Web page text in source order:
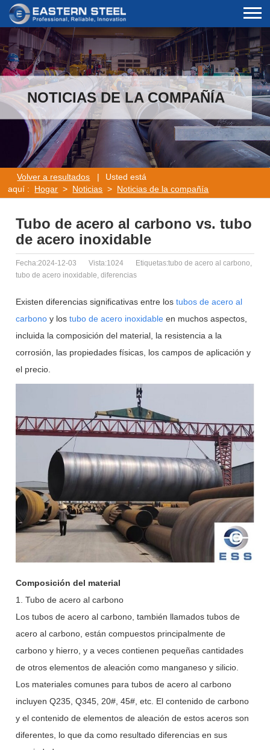
NOTICIAS DE LA COMPAÑÍA
Volver a resultados |
Usted está
aquí : Hogar > Noticias > Noticias de la compañía
Tubo de acero al carbono vs. tubo
de acero inoxidable
Fecha:2024-12-03 Vista:1024
Etiquetas:tubo de acero al carbono,
tubo de acero inoxidable, diferencias
Existen diferencias significativas entre lostubos de acero al
carbono y lostubo de acero inoxidable en muchos aspectos,
incluida la composición del material, la resistencia a la
corrosión, las propiedades físicas, los campos de aplicación y
el precio.
Composición del material
1. Tubo de acero al carbono
Los tubos de acero al carbono, también llamados tubos de
acero al carbono, están compuestos principalmente de
carbono y hierro, y a veces contienen pequeñas cantidades
de otros elementos de aleación como manganeso y silicio.
Los materiales comunes para tubos de acero al carbono
incluyen Q235, Q345, 20#, 45#, etc. El contenido de carbono
y el contenido de elementos de aleación de estos aceros son
diferentes, lo que da como resultado diferencias en sus